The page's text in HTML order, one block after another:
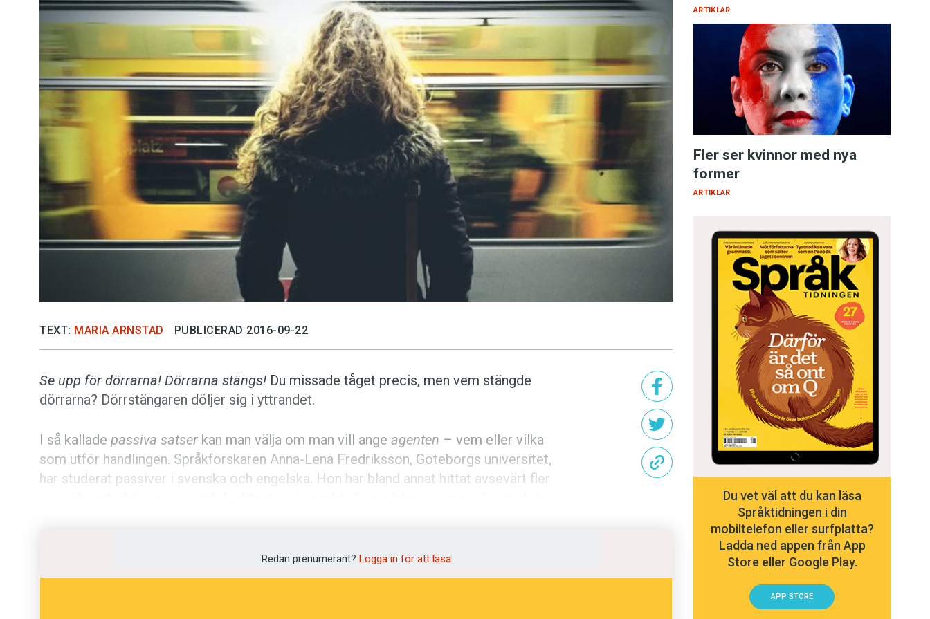
Kviss
Podden
Anmäl till språkpolisen
Föreslå nyord
Annonsera
Prenumerera
Läs Språktidningen digitalt
Press
TEXT: MARIA ARNSTAD PUBLICERAD 2016-09-22
Se upp för dörrarna! Dörrarna stängs! Du missade tåget precis, men vem stängde
dörrarna? Dörrstängaren döljer sig i yttrandet.
I så kallade passiva satser kan man välja om man vill ange agenten – vem eller vilka
som utför handlingen. Språkforskaren Anna-Lena Fredriksson, Göteborgs universitet,
har studerat passiver i svenska och engelska. Hon har bland annat hittat avsevärt fler
– Passiven är användbar, till exempel när det är onödigt att tala om vem som utför
Redan prenumerant? Logga in för att läsa
ARTIKLAR
Fler ser kvinnor med nya
former
ARTIKLAR
Du vet väl att du kan läsa
Språktidningen i din
mobiltelefon eller surfplatta?
Ladda ned appen från App
Store eller Google Play.
APP STORE